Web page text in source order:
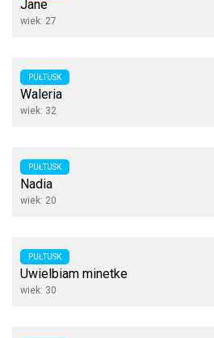
Jane
wiek: 27
PUŁTUSK
Waleria
wiek: 32
PUŁTUSK
Nadia
wiek: 20
PUŁTUSK
Uwielbiam minetke
wiek: 30